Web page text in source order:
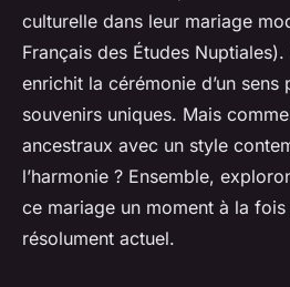
culturelle dans leur mariage
Français des Études
enrichit la cérémonie d’un
souvenirs uniques. Mais
ancestraux avec un style
l’harmonie ? Ensemble,
ce mariage un moment à la
résolument actuel.